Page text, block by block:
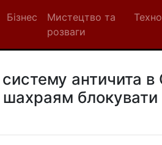
Бізнес
Мистецтво та
розваги
античита в
блокувати